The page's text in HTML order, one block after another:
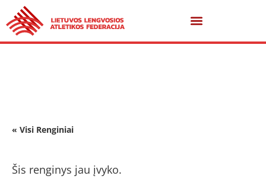
« Visi Renginiai
Šis renginys jau įvyko.